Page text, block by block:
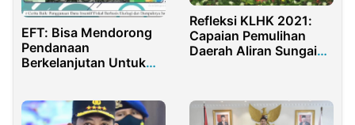
EFT: Bisa Mendorong
Pendanaan
Berkelanjutan Untuk
Refleksi KLHK 2021:
Capaian Pemulihan
Daerah Aliran Sungai